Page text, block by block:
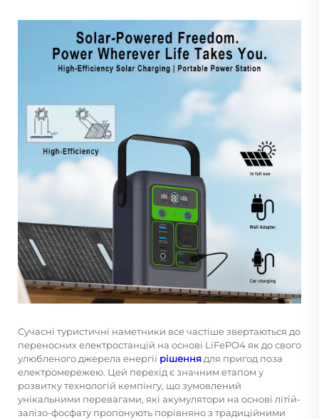
Сучасні туристичні наметники все частіше звертаються до
переносних електростанцій на основі LiFePO4 як до свого
улюбленого джерела енергії рішення для пригод поза
електромережею. Цей перехід є значним етапом у
розвитку технологій кемпінгу, що зумовлений
унікальними перевагами, які акумулятори на основі літій-
залізо-фосфату пропонують порівняно з традиційними